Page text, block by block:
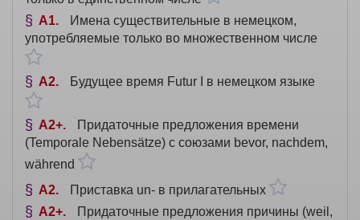
A1
Имена существительные в немецком,
употребляемые только во множественном числе
A2 Будущее время Futur I в немецком языке
A2+
Придаточные предложения времени
(Temporale Nebensätze) с союзами bevor, nachdem,
während
A2
Приставка un- в прилагательных
A2+
Придаточные предложения причины (weil,